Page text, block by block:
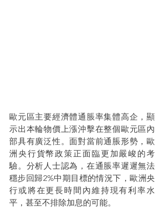
歐元區主要經濟體通脹率集體高企，顯
示出本輪物價上漲沖擊在整個歐元區內
部具有廣泛性。面對當前通脹形勢，歐
洲央行貨幣政策正面臨更加嚴峻的考
驗。分析人士認為，在通脹率遲遲無法
穩步回歸2%中期目標的情況下，歐洲央
行或將在更長時間內維持現有利率水
平，甚至不排除加息的可能。